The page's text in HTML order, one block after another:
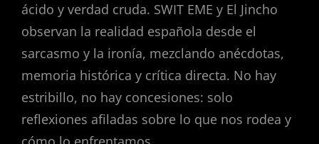
ácido y verdad cruda. SWIT EME y El Jincho
observan la realidad española desde el
sarcasmo y la ironía, mezclando anécdotas,
memoria histórica y crítica directa. No hay
estribillo, no hay concesiones: solo
reflexiones afiladas sobre lo que nos rodea y